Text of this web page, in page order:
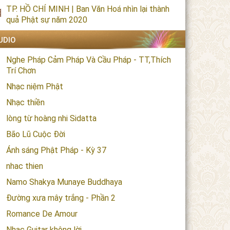
TP. HỒ CHÍ MINH | Ban Văn Hoá nhìn lại thành
quả Phật sự năm 2020
Nghe Pháp Cảm Pháp Và Cầu Pháp - TT,Thích
Trí Chơn
Nhạc niệm Phật
Nhạc thiền
lòng từ hoàng nhi Sidatta
Bão Lũ Cuộc Đời
Ánh sáng Phật Pháp - Kỳ 37
nhac thien
Namo Shakya Munaye Buddhaya
Đường xưa mây trắng - Phần 2
Romance De Amour